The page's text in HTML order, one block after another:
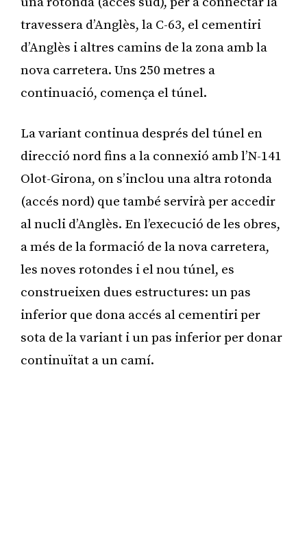
travessera d’Anglès, la C-63, el cementiri
d’Anglès i altres camins de la zona amb la
nova carretera. Uns 250 metres a
continuació, comença el túnel.
La variant continua després del túnel en
direcció nord fins a la connexió amb l’N-141
Olot-Girona, on s’inclou una altra rotonda
(accés nord) que també servirà per accedir
al nucli d’Anglès. En l’execució de les obres,
a més de la formació de la nova carretera,
les noves rotondes i el nou túnel, es
construeixen dues estructures: un pas
inferior que dona accés al cementiri per
sota de la variant i un pas inferior per donar
continuïtat a un camí.